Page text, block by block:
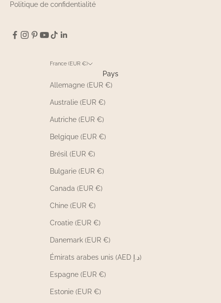
Politique de confidentialité
France (EUR €)
Pays
Allemagne (EUR €)
Australie (EUR €)
Autriche (EUR €)
Belgique (EUR €)
Brésil (EUR €)
Bulgarie (EUR €)
Canada (EUR €)
Chine (EUR €)
Croatie (EUR €)
Danemark (EUR €)
Émirats arabes unis (AED د.إ)
Espagne (EUR €)
Estonie (EUR €)